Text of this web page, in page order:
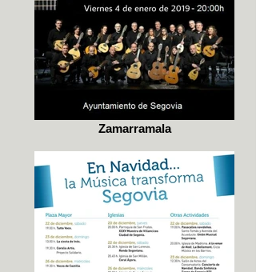
Zamarramala